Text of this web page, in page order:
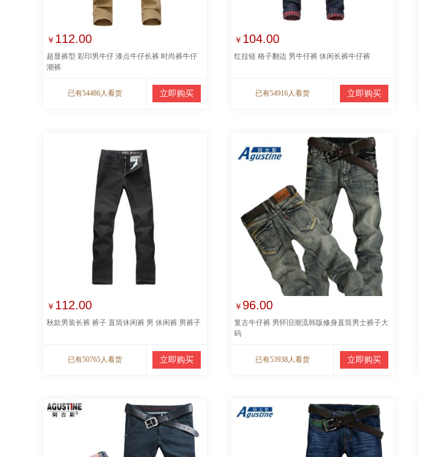
￥ 112.00
超显裤型 彩印男牛仔 漆点牛仔长裤 时尚裤牛仔
潮裤
已有54486人看货 立即购买
￥ 104.00
红拉链 格子翻边 男牛仔裤 休闲长裤牛仔裤
已有54916人看货 立即购买
￥ 112.00
秋款男装长裤 裤子 直筒休闲裤 男 休闲裤 男裤子
已有50765人看货 立即购买
￥ 96.00
复古牛仔裤 男怀旧潮流韩版修身直筒男士裤子大
码
已有53938人看货 立即购买